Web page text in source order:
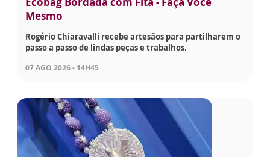
Mesmo
Rogério Chiaravalli recebe artesãos para partilharem o
passo a passo de lindas peças e trabalhos.
07 AGO 2026 - 14H45